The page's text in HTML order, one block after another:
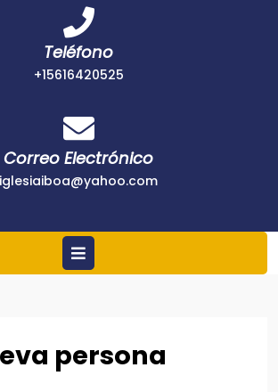
Teléfono
+15616420525+15616420525
Correo Electrónico
iglesiaiboa@yahoo.com
Open
persona